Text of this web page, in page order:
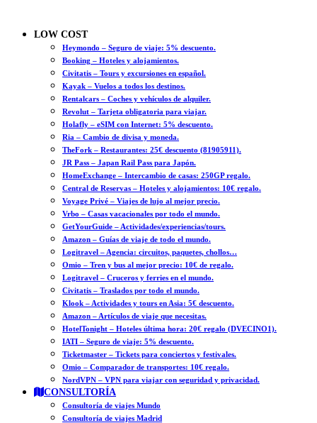
LOW COST
Heymondo – Seguro de viaje: 5% descuento.
Booking – Hoteles y alojamientos.
Civitatis – Tours y excursiones en español.
Kayak – Vuelos a todos los destinos.
Rentalcars – Coches y vehículos de alquiler.
Revolut – Tarjeta obligatoria para viajar.
Holafly – eSIM con Internet: 5% descuento.
Ria – Cambio de divisa y moneda.
TheFork – Restaurantes: 25€ descuento (81905911).
JR Pass – Japan Rail Pass para Japón.
HomeExchange – Intercambio de casas: 250GP regalo.
Central de Reservas – Hoteles y alojamientos: 10€ regalo.
Voyage Privé – Viajes de lujo al mejor precio.
Vrbo – Casas vacacionales por todo el mundo.
GetYourGuide – Actividades/experiencias/tours.
Amazon – Guías de viaje de todo el mundo.
Logitravel – Agencia: circuitos, paquetes, chollos…
Omio – Tren y bus al mejor precio: 10€ de regalo.
Logitravel – Cruceros y ferries en el mundo.
Civitatis – Traslados por todo el mundo.
Klook – Actividades y tours en Asia: 5€ descuento.
Amazon – Artículos de viaje que necesitas.
HotelTonight – Hoteles última hora: 20€ regalo (DVECINO1).
IATI – Seguro de viaje: 5% descuento.
Ticketmaster – Tickets para conciertos y festivales.
Omio – Comparador de transportes: 10€ regalo.
NordVPN – VPN para viajar con seguridad y privacidad.
CONSULTORÍA
Consultoría de viajes Mundo
Consultoría de viajes Madrid